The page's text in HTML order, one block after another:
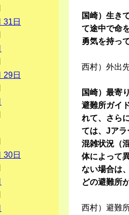
国崎）生き
て途中で命
勇気を持っ
西村）外出
国崎）最寄
避難所ガイ
れて、さら
ては、Jアラ
混雑状況（
体によって
ない場合は
どの避難所
西村）避難
31 日
29日
30日